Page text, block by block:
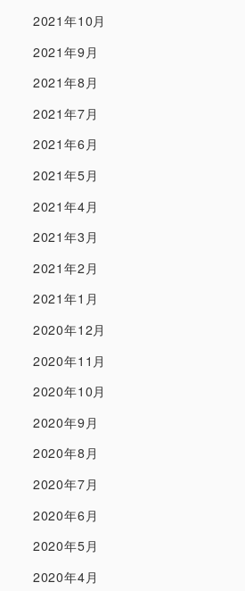
2021年10月
2021年9月
2021年8月
2021年7月
2021年6月
2021年5月
2021年4月
2021年3月
2021年2月
2021年1月
2020年12月
2020年11月
2020年10月
2020年9月
2020年8月
2020年7月
2020年6月
2020年5月
2020年4月